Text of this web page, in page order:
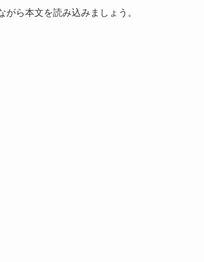
ら本文を読み込みましょう。